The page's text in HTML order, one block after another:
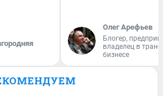
Олег Арефьев
Блогер,
владелец в
бизнесе